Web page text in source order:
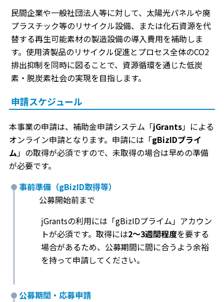
民間企業や一般社団法人等に対して、太陽光パネルや廃
プラスチック等のリサイクル設備、または化石資源を代
替する再生可能素材の製造設備の導入費用を補助しま
す。使用済製品のリサイクル促進とプロセス全体のCO2
排出抑制を同時に図ることで、資源循環を通じた低炭
素・脱炭素社会の実現を目指します。
申請スケジュール
本事業の申請は、補助金申請システム「jGrants」による
オンライン申請となります。申請には「gBizIDプライ
ム」の取得が必須ですので、未取得の場合は早めの準備
が必要です。
事前準備（gBizID取得等）
公募開始前まで
jGrantsの利用には「gBizIDプライム」アカウン
トが必須です。取得には2～3週間程度を要する
場合があるため、公募期間に間に合うよう余裕
を持って申請してください。
公募期間・応募申請